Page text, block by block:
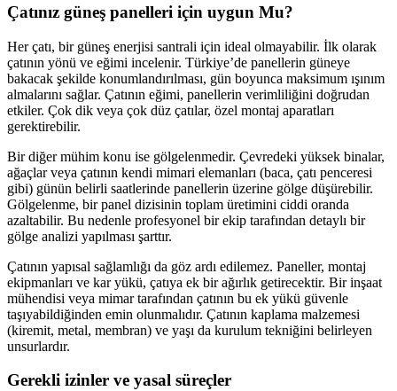
Çatınız güneş panelleri için uygun Mu?
Her çatı, bir güneş enerjisi santrali için ideal olmayabilir. İlk olarak
çatının yönü ve eğimi incelenir. Türkiye’de panellerin güneye
bakacak şekilde konumlandırılması, gün boyunca maksimum ışınım
almalarını sağlar. Çatının eğimi, panellerin verimliliğini doğrudan
etkiler. Çok dik veya çok düz çatılar, özel montaj aparatları
gerektirebilir.
Bir diğer mühim konu ise gölgelenmedir. Çevredeki yüksek binalar,
ağaçlar veya çatının kendi mimari elemanları (baca, çatı penceresi
gibi) günün belirli saatlerinde panellerin üzerine gölge düşürebilir.
Gölgelenme, bir panel dizisinin toplam üretimini ciddi oranda
azaltabilir. Bu nedenle profesyonel bir ekip tarafından detaylı bir
gölge analizi yapılması şarttır.
Çatının yapısal sağlamlığı da göz ardı edilemez. Paneller, montaj
ekipmanları ve kar yükü, çatıya ek bir ağırlık getirecektir. Bir inşaat
mühendisi veya mimar tarafından çatının bu ek yükü güvenle
taşıyabildiğinden emin olunmalıdır. Çatının kaplama malzemesi
(kiremit, metal, membran) ve yaşı da kurulum tekniğini belirleyen
unsurlardır.
Gerekli izinler ve yasal süreçler